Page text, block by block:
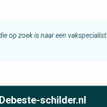
op zoek is naar een vakspecialist.
Debeste-schilder.nl